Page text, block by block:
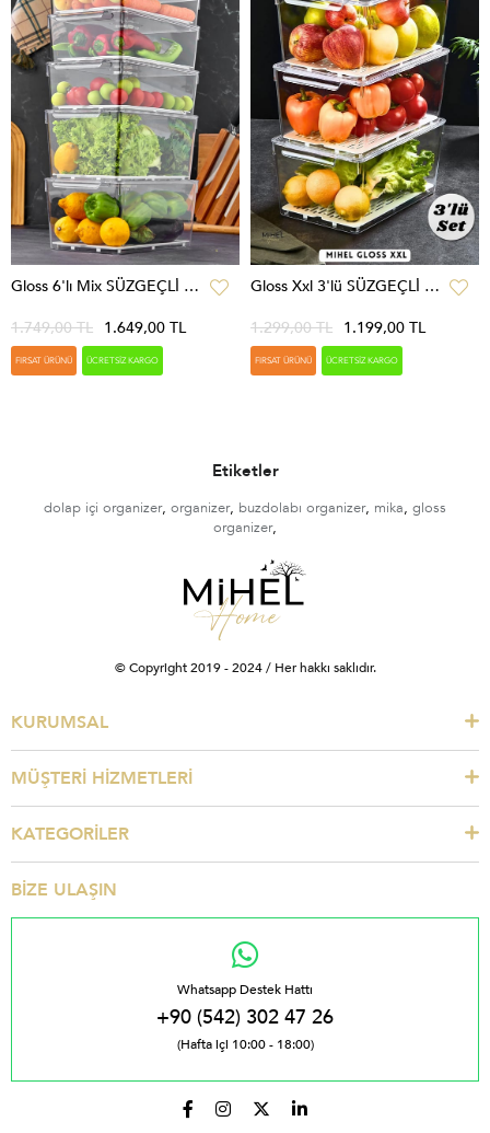
Gloss 6'lı Mix SÜZGEÇLİ Kapaklı Buzdolabı Düzenleyici,dolap Içi Düzenleyici,organizer,saklama Kabı
1.649,00 TL
1.749,00 TL
FIRSAT ÜRÜNÜ ÜCRETSIZ KARGO
Gloss Xxl 3'lü SÜZGEÇLİ Kapaklı Buzdolabı Düzenleyici,dolap Içi Düzenleyici,organizer,saklama Kabı
1.199,00 TL
1.299,00 TL
FIRSAT ÜRÜNÜ ÜCRETSIZ KARGO
Etiketler
dolap içi organizer, organizer, buzdolabı organizer, mika, gloss
organizer,
© Copyright 2019 - 2024 / Her hakkı saklıdır.
KURUMSAL
MÜŞTERİ HİZMETLERİ
KATEGORİLER
BİZE ULAŞIN
Whatsapp Destek Hattı
+90 (542) 302 47 26
(Hafta içi 10:00 - 18:00)